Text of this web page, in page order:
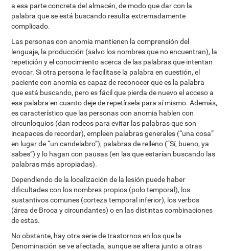
a esa parte concreta del almacén, de modo que dar con la
palabra que se está buscando resulta extremadamente
complicado.
Las personas con anomia mantienen la comprensión del
lenguaje, la producción (salvo los nombres que no encuentran), la
repetición y el conocimiento acerca de las palabras que intentan
evocar. Si otra persona le facilitase la palabra en cuestión, el
paciente con anomia es capaz de reconocer que es la palabra
que está buscando, pero es fácil que pierda de nuevo el acceso a
esa palabra en cuanto deje de repetírsela para sí mismo. Además,
es característico que las personas con anomia hablen con
circunloquios (dan rodeos para evitar las palabras que son
incapaces de recordar), empleen palabras generales (“una cosa”
en lugar de “un candelabro”), palabras de relleno (“Sí, bueno, ya
sabes”) y lo hagan con pausas (en las que estarían buscando las
palabras más apropiadas).
Dependiendo de la localización de la lesión puede haber
dificultades con los nombres propios (polo temporal), los
sustantivos comunes (corteza temporal inferior), los verbos
(área de Broca y circundantes) o en las distintas combinaciones
de estas.
No obstante, hay otra serie de trastornos en los que la
Denominación se ve afectada, aunque se altera junto a otras